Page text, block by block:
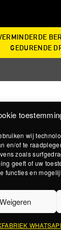
wij
en/of te
zoals
geeft of uw
functies en
Weigeren
GEDURENDE